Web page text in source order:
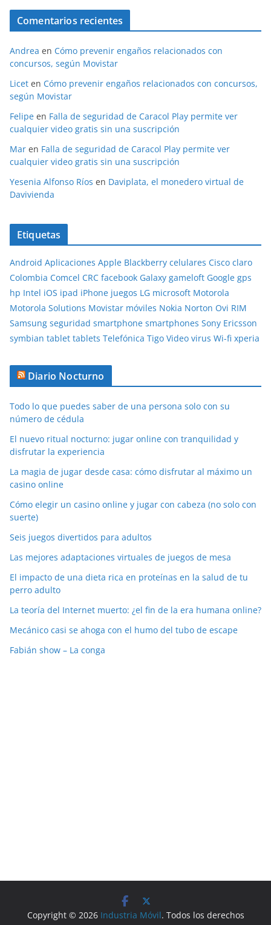
Comentarios recientes
Andrea en Cómo prevenir engaños relacionados con
concursos, según Movistar
Licet en Cómo prevenir engaños relacionados con concursos,
según Movistar
Felipe en Falla de seguridad de Caracol Play permite ver
cualquier video gratis sin una suscripción
Mar en Falla de seguridad de Caracol Play permite ver
cualquier video gratis sin una suscripción
Yesenia Alfonso Ríos en Daviplata, el monedero virtual de
Davivienda
Etiquetas
Android Aplicaciones Apple Blackberry celulares Cisco claro
Colombia Comcel CRC facebook Galaxy gameloft Google gps
hp Intel iOS ipad iPhone juegos LG microsoft Motorola
Motorola Solutions Movistar móviles Nokia Norton Ovi RIM
Samsung seguridad smartphone smartphones Sony Ericsson
symbian tablet tablets Telefónica Tigo Video virus Wi-fi xperia
Diario Nocturno
Todo lo que puedes saber de una persona solo con su
número de cédula
El nuevo ritual nocturno: jugar online con tranquilidad y
disfrutar la experiencia
La magia de jugar desde casa: cómo disfrutar al máximo un
casino online
Cómo elegir un casino online y jugar con cabeza (no solo con
suerte)
Seis juegos divertidos para adultos
Las mejores adaptaciones virtuales de juegos de mesa
El impacto de una dieta rica en proteínas en la salud de tu
perro adulto
La teoría del Internet muerto: ¿el fin de la era humana online?
Mecánico casi se ahoga con el humo del tubo de escape
Fabián show – La conga
Copyright © 2026 Industria Móvil. Todos los derechos